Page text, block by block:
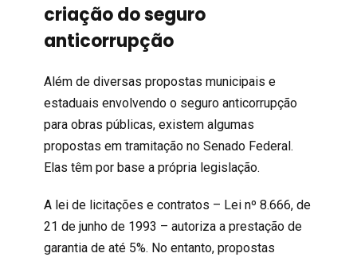
criação do seguro
anticorrupção
Além de diversas propostas municipais e
estaduais envolvendo o seguro anticorrupção
para obras públicas, existem algumas
propostas em tramitação no Senado Federal.
Elas têm por base a própria legislação.
A lei de licitações e contratos – Lei nº 8.666, de
21 de junho de 1993 – autoriza a prestação de
garantia de até 5%. No entanto, propostas